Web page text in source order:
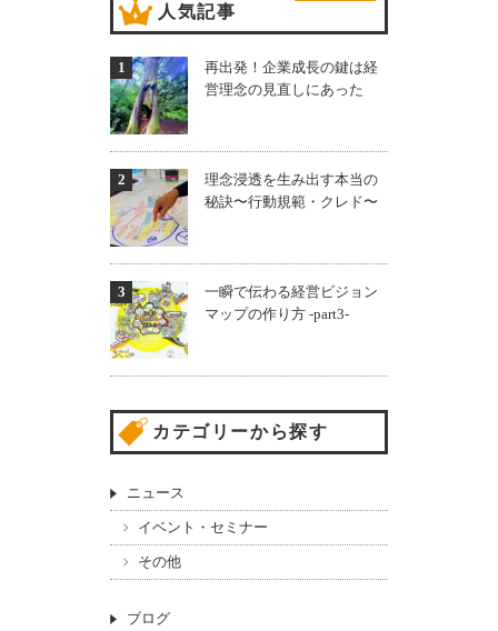
人気記事
再出発！企業成長の鍵は経
営理念の見直しにあった
理念浸透を生み出す本当の
秘訣〜行動規範・クレド〜
一瞬で伝わる経営ビジョン
マップの作り方 -part3-
カテゴリーから探す
ニュース
イベント・セミナー
その他
ブログ